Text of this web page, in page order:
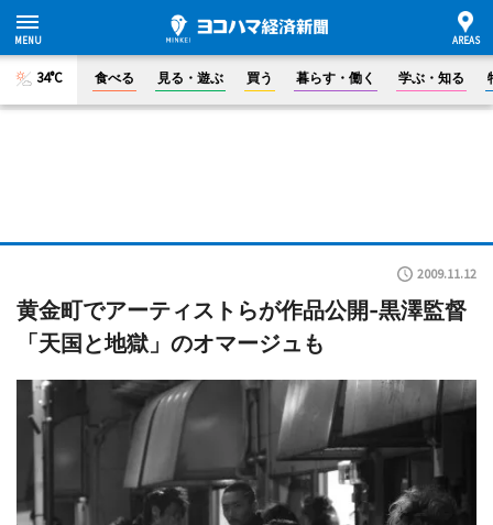
34°C 食べる 見る・遊ぶ 買う 暮らす・働く 学ぶ・知る
2009.11.12
黄金町でアーティストらが作品公開-黒澤監督
「天国と地獄」のオマージュも